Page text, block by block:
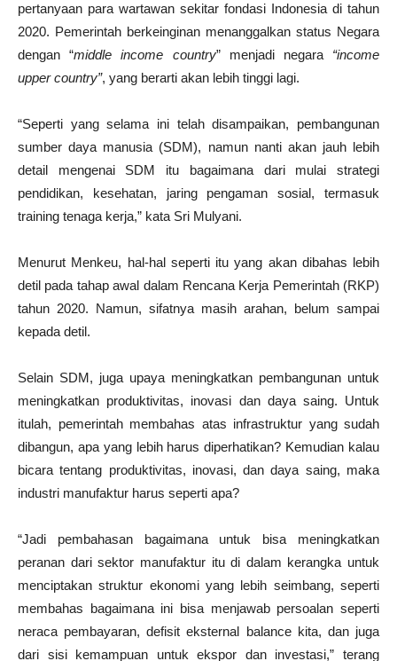
pertanyaan para wartawan sekitar fondasi Indonesia di tahun
2020. Pemerintah berkeinginan menanggalkan status Negara
dengan “middle income country” menjadi negara “income
upper country”, yang berarti akan lebih tinggi lagi.
“Seperti yang selama ini telah disampaikan, pembangunan
sumber daya manusia (SDM), namun nanti akan jauh lebih
detail mengenai SDM itu bagaimana dari mulai strategi
pendidikan, kesehatan, jaring pengaman sosial, termasuk
training tenaga kerja,” kata Sri Mulyani.
Menurut Menkeu, hal-hal seperti itu yang akan dibahas lebih
detil pada tahap awal dalam Rencana Kerja Pemerintah (RKP)
tahun 2020. Namun, sifatnya masih arahan, belum sampai
kepada detil.
Selain SDM, juga upaya meningkatkan pembangunan untuk
meningkatkan produktivitas, inovasi dan daya saing. Untuk
itulah, pemerintah membahas atas infrastruktur yang sudah
dibangun, apa yang lebih harus diperhatikan? Kemudian kalau
bicara tentang produktivitas, inovasi, dan daya saing, maka
industri manufaktur harus seperti apa?
“Jadi pembahasan bagaimana untuk bisa meningkatkan
peranan dari sektor manufaktur itu di dalam kerangka untuk
menciptakan struktur ekonomi yang lebih seimbang, seperti
membahas bagaimana ini bisa menjawab persoalan seperti
neraca pembayaran, defisit eksternal balance kita, dan juga
dari sisi kemampuan untuk ekspor dan investasi,” terang